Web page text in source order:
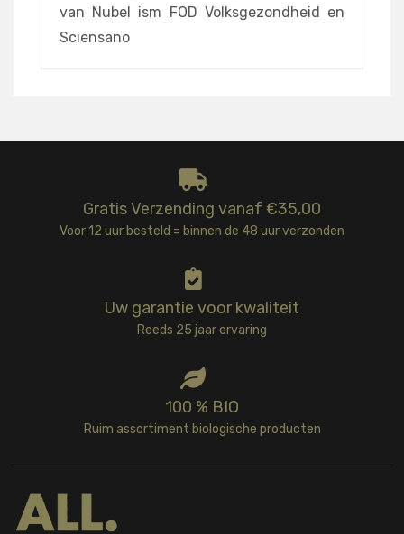
van Nubel ism FOD Volksgezondheid en
Sciensano
Gratis Verzending vanaf €35,00
Voor 12 uur besteld = binnen de 48 uur verzonden
Uw garantie voor kwaliteit
Reeds 25 jaar ervaring
100 % BIO
Ruim assortiment biologische producten